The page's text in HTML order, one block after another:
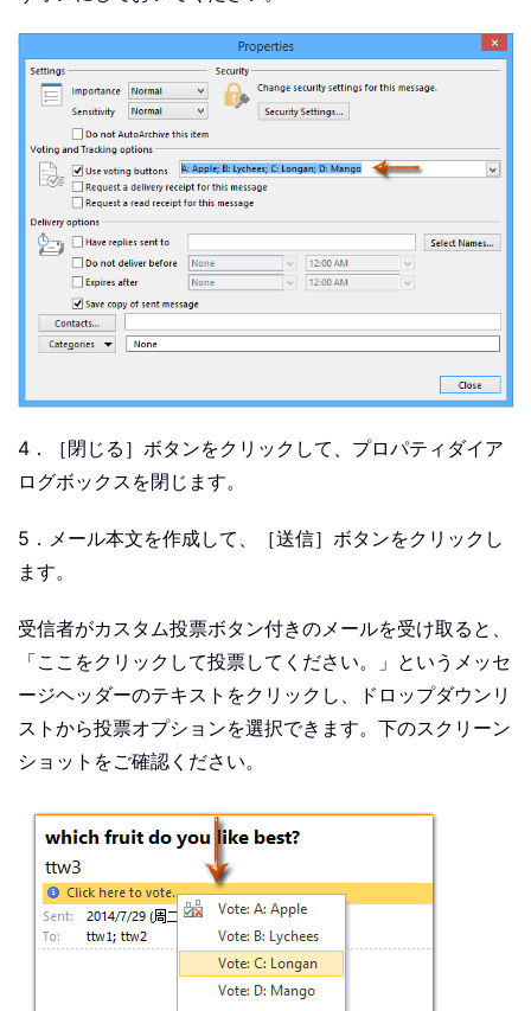
4．［閉じる］ボタンをクリックして、プロパティダイア
ログボックスを閉じます。
5．メール本文を作成して、［送信］ボタンをクリックし
ます。
受信者がカスタム投票ボタン付きのメールを受け取ると、
「ここをクリックして投票してください。」というメッセ
ージヘッダーのテキストをクリックし、ドロップダウンリ
ストから投票オプションを選択できます。下のスクリーン
ショットをご確認ください。